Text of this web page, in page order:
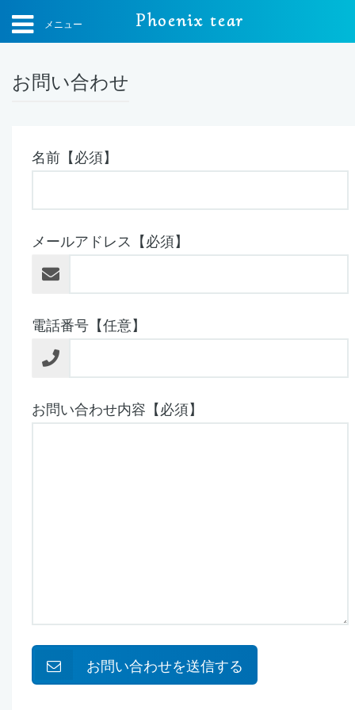
メニュー Phoenix tear
お問い合わせ
名前【必須】
メールアドレス【必須】
電話番号【任意】
お問い合わせ内容【必須】
お問い合わせを送信する